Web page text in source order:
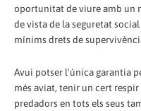
oportunitat de viure amb un
de vista de la seguretat
mínims drets de
Avui potser l'única garantia
més aviat, tenir un cert
predadors en tots els seus